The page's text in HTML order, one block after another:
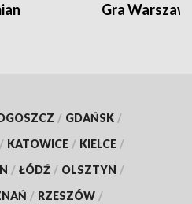
Gra
/ GDAŃSK /
/ KATOWICE / KIELCE /
/ ŁÓDŹ / OLSZTYN /
/ RZESZÓW /